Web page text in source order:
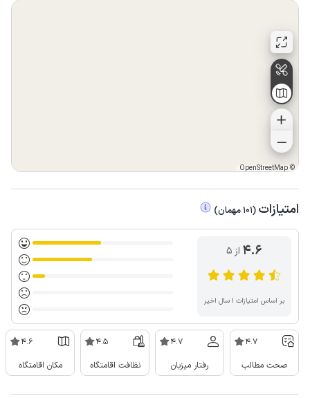
©
OpenStreetMap
امتیازات (
101 مهمان)
4.6 از ۵
بر اساس امتیازات ۱ سال اخیر
4.7
صحت مطالب
4.7
رفتار میزبان
4.5
نظافت اقامتگاه
4.6
مکان اقامتگاه